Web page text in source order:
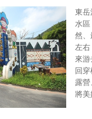
東岳
水區
然、
左右
來
回
露
將